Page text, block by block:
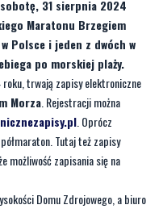
sobotę, 31 sierpnia 2024
Maratonu Brzegiem
Polsce i jeden z dwóch w
po morskiej plaży.
trwają zapisy elektroniczne
Morza . Rejestracji można
. Oprócz
Tutaj też zapisy
możliwość zapisania się na
Domu Zdrojowego, a biuro